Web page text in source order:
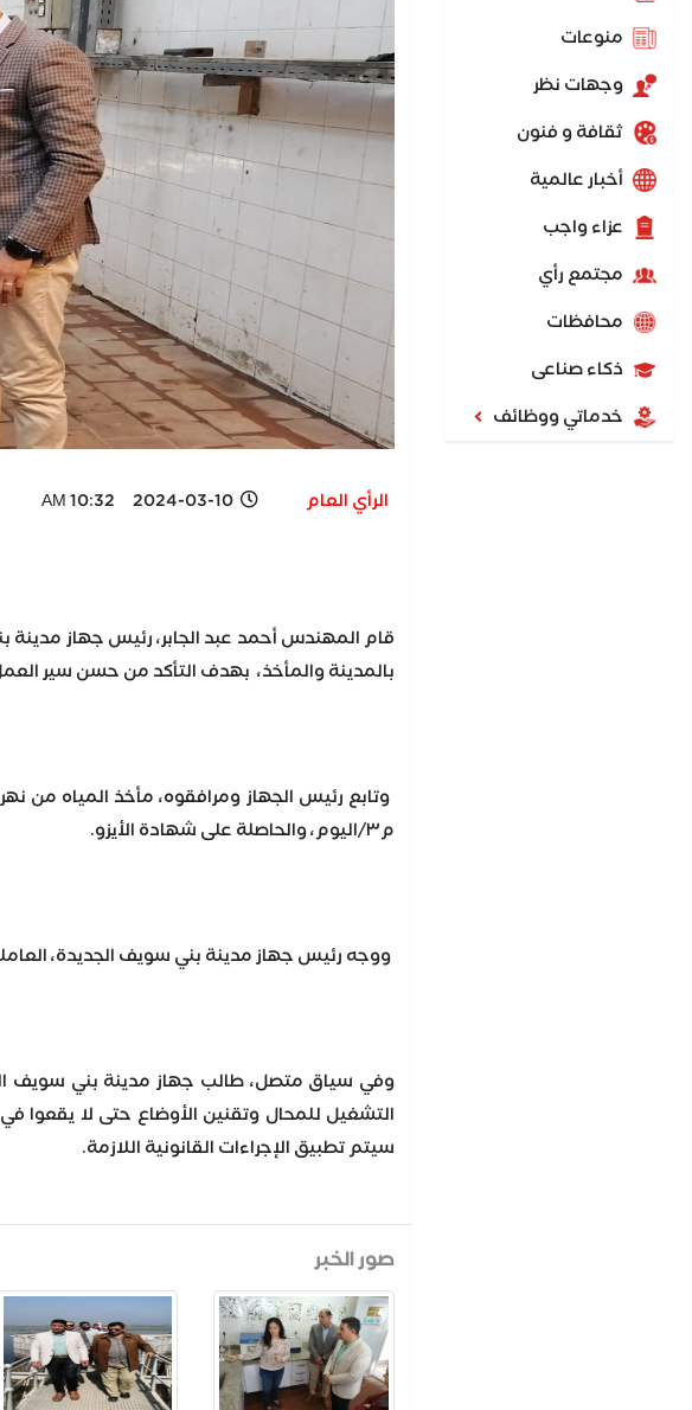
منوعات
وجهات نظر
ثقافة و فنون
أخبار عالمية
عزاء واجب
مجتمع رأي
محافظات
ذكاء صناعى
خدماتي ووظائف
الرأي العام 2024-03-10 10:32 AM
قام المهندس أحمد عبد الجابر، رئيس جهاز مدينة
بالمدينة والمأخذ، بهدف التأكد من حسن سير
م٣/اليوم، والحاصلة على شهادة الأيزو.
ووجه رئيس جهاز مدينة بني سويف الجديدة،
وفي سياق متصل، طالب جهاز مدينة بني سويف
التشغيل للمحال وتقنين الأوضاع حتى لا يقعوا
سيتم تطبيق الإجراءات القانونية اللازمة.
صور الخبر